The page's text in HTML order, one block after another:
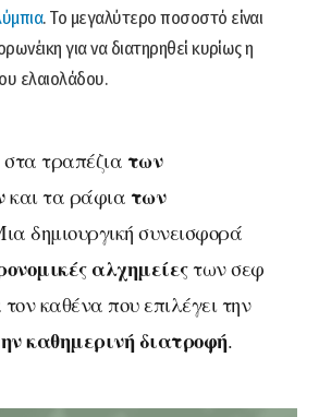
. Το μεγαλύτερο ποσοστό είναι
για να διατηρηθεί κυρίως η
ελαιολάδου.
τραπέζια των
και τα ράφια των
δημιουργική συνεισφορά
αλχημείεςτων σεφ
καθένα που επιλέγει την
καθημερινή διατροφή.